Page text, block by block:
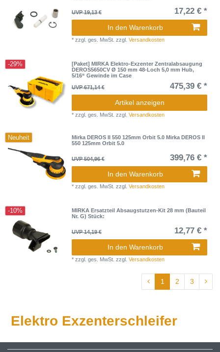
UVP 19,13 € 17,22 € *
In den Warenkorb
* zzgl. ges. MwSt. zzgl. Versandkosten
-29%
[Paket] MIRKA Elektro-Exzenter Zentralabsaugung
DEROS5650CV Ø 150 mm 48-Loch 5,0 mm Hub,
5/16“ Gewinde im Case
UVP 671,14 €
475,39 € *
Artikel anzeigen
* zzgl. ges. MwSt. zzgl. Versandkosten
Neuheit
Mirka DEROS II 550 125mm Orbit 5.0 Mirka DEROS II
550 125mm Orbit 5.0
UVP 504,96 € 399,76 € *
In den Warenkorb
* zzgl. ges. MwSt. zzgl. Versandkosten
-10%
MIRKA Ersatzteil Absaugstutzen-Kit 28 mm (Bauteil
Nr. G) Stück:
UVP 14,19 € 12,77 € *
In den Warenkorb
* zzgl. ges. MwSt. zzgl. Versandkosten
1 2 3
Elektro Exzenterschleifer